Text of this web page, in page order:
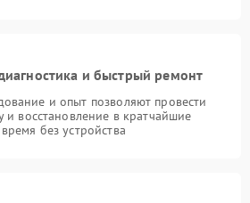
и быстрый ремонт
и опыт позволяют провести
и восстановление в кратчайшие
без устройства